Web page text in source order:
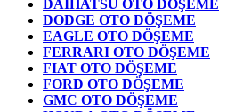
DAIHATSU OTO DÖŞEME
DODGE OTO DÖŞEME
EAGLE OTO DÖŞEME
FERRARI OTO DÖŞEME
FIAT OTO DÖŞEME
FORD OTO DÖŞEME
GMC OTO DÖŞEME